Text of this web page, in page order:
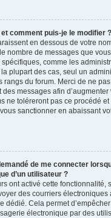
comment puis-je le modifier ?
en dessous de votre
nombre de messages que
comme les
plupart des cas, seul un
rangs du forum. Merci de ne
messages afin
ne toléreront pas ce procédé
sanctionner en abaissant
de me connecter
d’un utilisateur ?
ont activé cette fonctionnalité,
des courriers électroniques
dédié. Cela permet
électronique par des